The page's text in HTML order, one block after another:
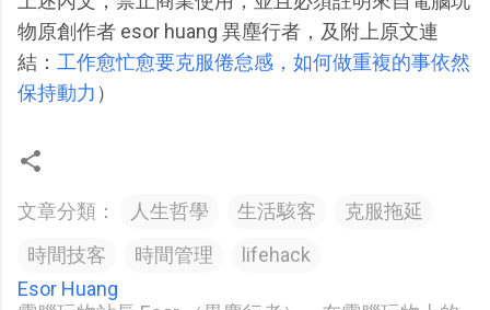
物原創作者 esor huang 異塵行者，及附上原文連
結： 工作愈忙愈要克服倦怠感，如何做重複的事依然
保持動力 ）
文章分類： 人生哲學 生活駭客
克服拖延
時間技客
時間管理
lifehack
Esor Huang